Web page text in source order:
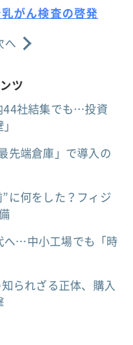
がん検査の啓発
へ
ツ
44社結集でも…投資
先端倉庫」で導入の
に何をした？フィジ
へ…中小工場でも「時
られざる正体、購入